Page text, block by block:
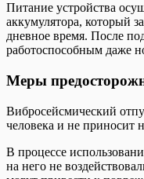
Питание устройства
аккумулятора, который
дневное время. После
работоспособным даже
Меры
Вибросейсмический
человека и не
В процессе
на него не